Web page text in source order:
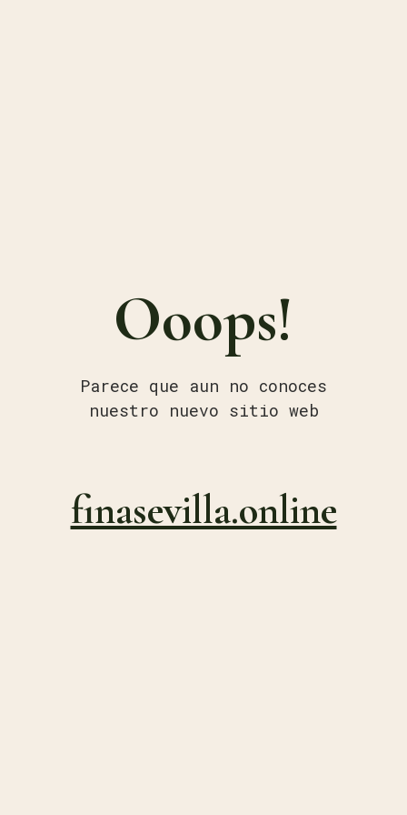
Ooops!
Parece que aun no conoces
nuestro nuevo sitio web
finasevilla.online